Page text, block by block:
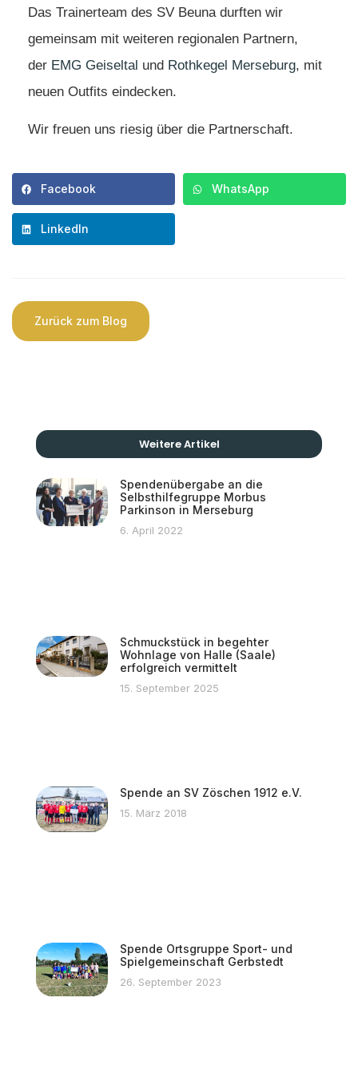
Das Trainerteam des SV Beuna durften wir
gemeinsam mit weiteren regionalen Partnern,
der EMG Geiseltal und Rothkegel Merseburg, mit
neuen Outfits eindecken.
Wir freuen uns riesig über die Partnerschaft.
Facebook WhatsApp
LinkedIn
Zurück zum Blog
Weitere Artikel
Spendenübergabe an die
Selbsthilfegruppe Morbus
Parkinson in Merseburg
6. April 2022
Schmuckstück in begehter
Wohnlage von Halle (Saale)
erfolgreich vermittelt
15. September 2025
Spende an SV Zöschen 1912 e.V.
15. März 2018
Spende Ortsgruppe Sport- und
Spielgemeinschaft Gerbstedt
26. September 2023